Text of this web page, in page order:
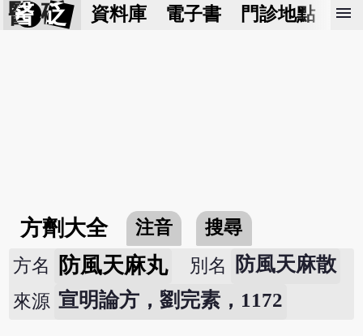
醫 砭 資料庫 電子書 門診地點 預
menu
方劑大全 注音
搜尋
方名
防風天麻丸 別名 防風天麻散
來源 宣明論方，劉完素，1172